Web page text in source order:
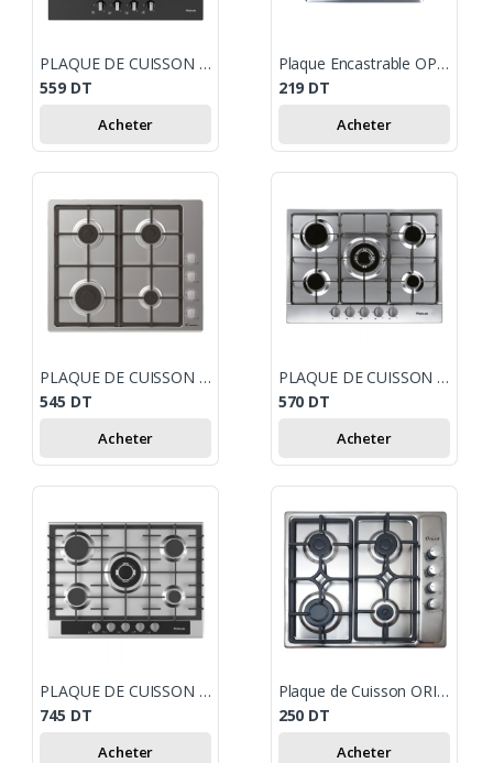
PLAQUE DE CUISSON FOCUS F404B 4 FEUX 60 CM - NOIR
559 DT
Acheter
Plaque Encastrable OP-4F-IV
219 DT
Acheter
PLAQUE DE CUISSON CANDY CHG6LX 4 FEUX INOX
545 DT
Acheter
PLAQUE DE CUISSON FOCUS F407X 5 FEUX 70 CM INOX
570 DT
Acheter
PLAQUE DE CUISSON FOCUS F403X 5 FEUX 70 CM - INOX
745 DT
Acheter
Plaque de Cuisson ORIENT 4 Feux - Inox
250 DT
Acheter